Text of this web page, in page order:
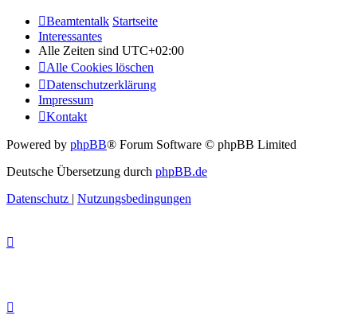
Beamtentalk Startseite
Interessantes
Alle Zeiten sind UTC+02:00
Alle Cookies löschen
Datenschutzerklärung
Impressum
Kontakt
Powered by phpBB® Forum Software © phpBB Limited
Deutsche Übersetzung durch phpBB.de
Datenschutz | Nutzungsbedingungen